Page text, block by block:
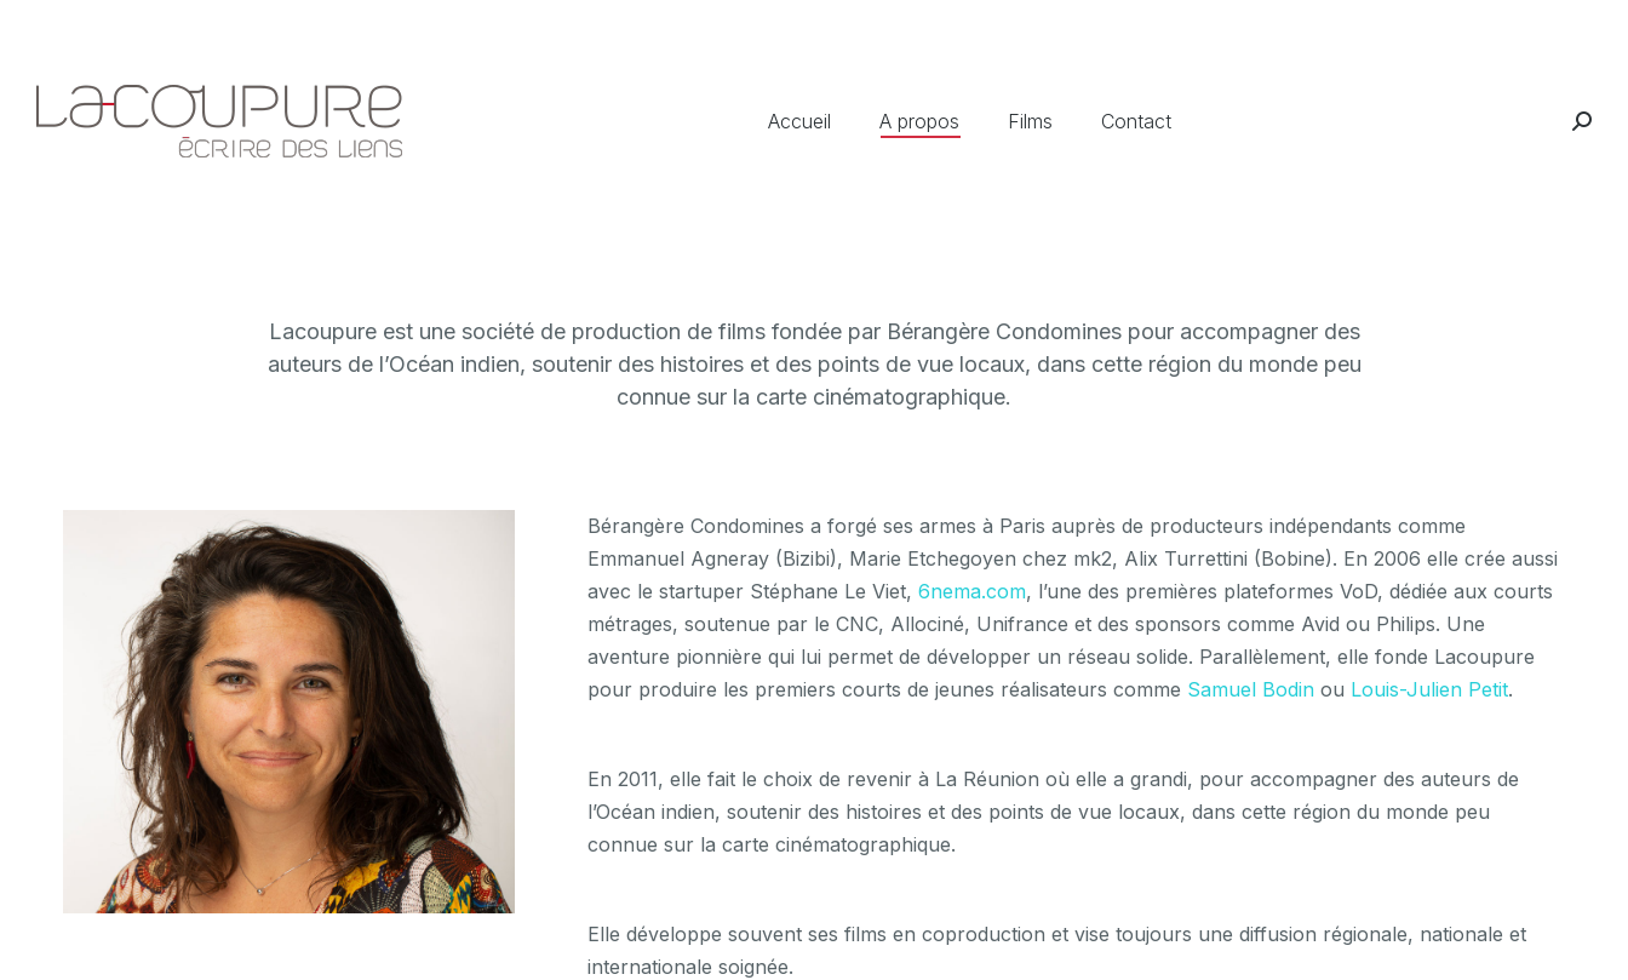
Accueil A propos Films Contact
Lacoupure est une société de production de films fondée par Bérangère Condomines pour accompagner des
auteurs de l’Océan indien, soutenir des histoires et des points de vue locaux, dans cette région du monde peu
connue sur la carte cinématographique.
Bérangère Condomines a forgé ses armes à Paris auprès de producteurs indépendants comme
Emmanuel Agneray (Bizibi), Marie Etchegoyen chez mk2, Alix Turrettini (Bobine). En 2006 elle crée aussi
avec le startuper Stéphane Le Viet,6nema.com, l’une des premières plateformes VoD, dédiée aux courts
métrages, soutenue par le CNC, Allociné, Unifrance et des sponsors comme Avid ou Philips. Une
aventure pionnière qui lui permet de développer un réseau solide. Parallèlement, elle fonde Lacoupure
pour produire les premiers courts de jeunes réalisateurs comme Samuel Bodin ou Louis-Julien Petit.
En 2011, elle fait le choix de revenir à La Réunion où elle a grandi, pour accompagner des auteurs de
l’Océan indien, soutenir des histoires et des points de vue locaux, dans cette région du monde peu
connue sur la carte cinématographique.
Elle développe souvent ses films en coproduction et vise toujours une diffusion régionale, nationale et
internationale soignée.